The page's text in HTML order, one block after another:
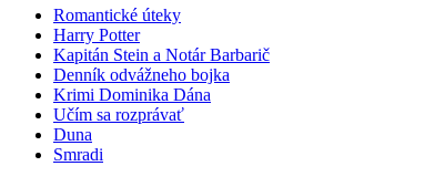
Romantické úteky
Harry Potter
Kapitán Stein a Notár Barbarič
Denník odvážneho bojka
Krimi Dominika Dána
Učím sa rozprávať
Duna
Smradi